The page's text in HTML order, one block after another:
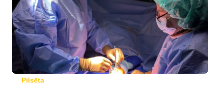
Pilsēta